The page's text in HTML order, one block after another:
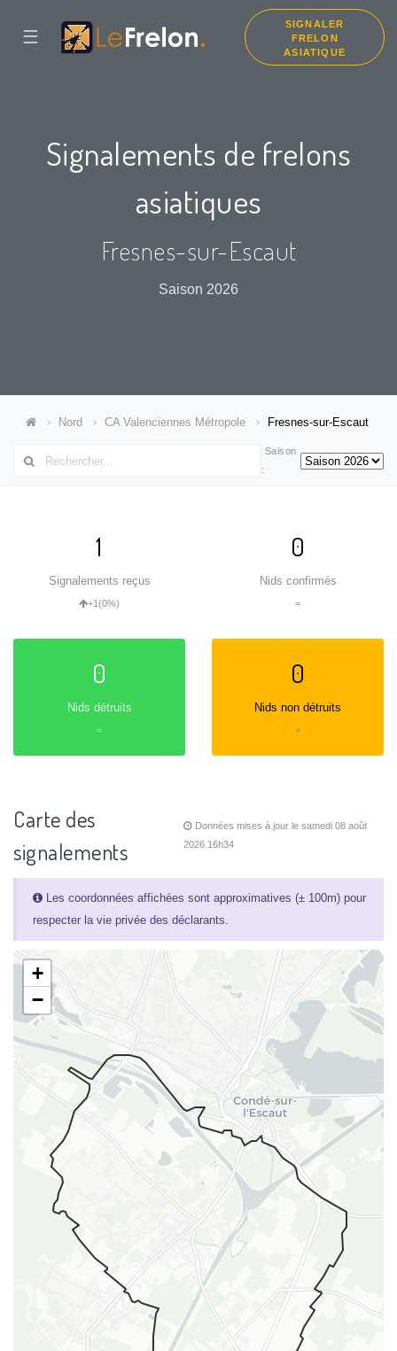
☰
SIGNALER
FRELON
ASIATIQUE
Signalements de frelons
asiatiques
Fresnes-sur-Escaut
Saison 2026
Nord CA Valenciennes Métropole Fresnes-sur-Escaut
Saison
:
1
Signalements reçus
+1(0%)
0
Nids confirmés
=
0
Nids détruits
=
0
Nids non détruits
=
Carte des
signalements
Données mises à jour le samedi 08 août
2026 16h34
Les coordonnées affichées sont approximatives (± 100m) pour
respecter la vie privée des déclarants.
+
−